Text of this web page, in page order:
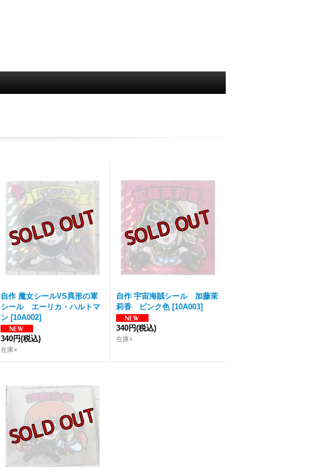
自作 魔女シールVS異形の軍
シール エーリカ・ハルトマ
ン [10A002]
340円(税込)
在庫×
自作 宇宙海賊シール 加藤茉
莉香 ピンク色 [10A003]
340円(税込)
在庫×